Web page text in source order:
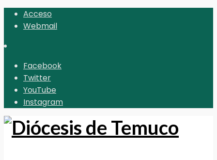
Acceso
Webmail
Facebook
Twitter
YouTube
Instagram